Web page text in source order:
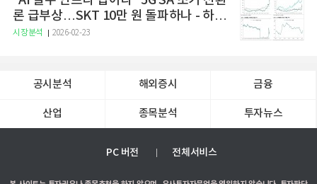
론 급부상…SKT 10만 원 돌파하나 - 하나
증권
시장분석 2026-02-23
공시분석 해외증시 금융
산업 종목분석 투자뉴스
PC 버전 전체서비스